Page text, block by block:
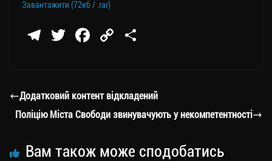
Завантажити (72кб / .rar)
Te
a
m
T
er
Fa
ok
C
Li
nk
ли
ти
Додатковий контент відкладений
Поліцію Міста Свободи звинувачують у некомпетентності
Вам також може сподобатись